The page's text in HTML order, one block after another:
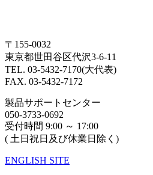
〒155-0032
東京都世田谷区代沢3-6-11
TEL. 03-5432-7170(大代表)
FAX. 03-5432-7172
製品サポートセンター
050-3733-0692
受付時間 9:00 ～ 17:00
( 土日祝日及び休業日除く)
ENGLISH SITE